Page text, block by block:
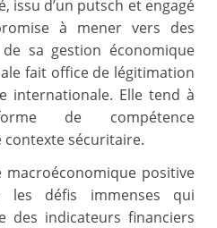
issu d’un putsch et engagé
à mener vers des
sa gestion économique
fait office de légitimation
internationale. Elle tend à
de compétence
sécuritaire.
macroéconomique positive
défis immenses qui
des indicateurs financiers